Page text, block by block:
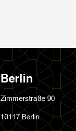
Berlin
Zimmerstraße 90
10117 Berlin